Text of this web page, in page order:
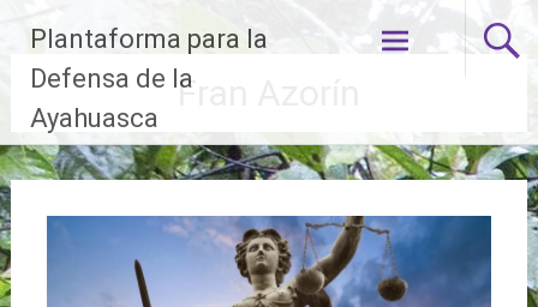
contenido
Plantaforma para la
Defensa de la
Ayahuasca
Fran Azorín